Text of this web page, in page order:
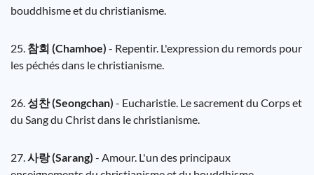
bouddhisme et du christianisme.
25. 참회 (Chamhoe) - Repentir. L'expression du remords pour
les péchés dans le christianisme.
26. 성찬 (Seongchan) - Eucharistie. Le sacrement du Corps et
du Sang du Christ dans le christianisme.
27.사랑 (Sarang) - Amour. L'un des principaux